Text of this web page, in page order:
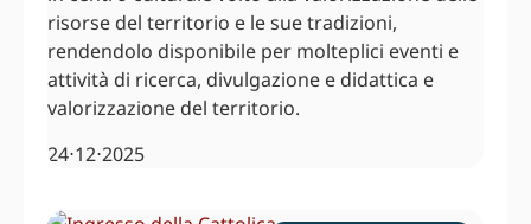
risorse del territorio e le sue tradizioni,
rendendolo disponibile per molteplici eventi e
attività di ricerca, divulgazione e didattica e
valorizzazione del territorio.
24⋅12⋅2025